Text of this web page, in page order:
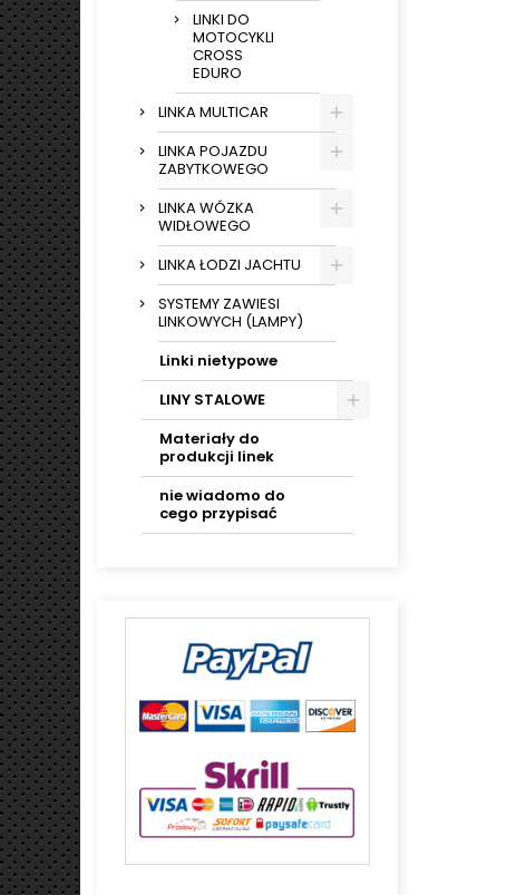
LINKI DO
MOTOCYKLI
CROSS
EDURO
LINKA MULTICAR
LINKA POJAZDU
ZABYTKOWEGO
LINKA WÓZKA
WIDŁOWEGO
LINKA ŁODZI JACHTU
SYSTEMY ZAWIESI
LINKOWYCH (LAMPY)
Linki nietypowe
LINY STALOWE
Materiały do
produkcji linek
nie wiadomo do
cego przypisać